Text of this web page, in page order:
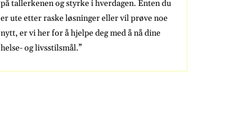
på tallerkenen og styrke i hverdagen. Enten du
er ute etter raske løsninger eller vil prøve noe
nytt, er vi her for å hjelpe deg med å nå dine
helse- og livsstilsmål.”